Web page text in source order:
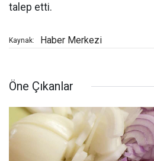
talep etti.
Kaynak: Haber Merkezi
Öne Çıkanlar